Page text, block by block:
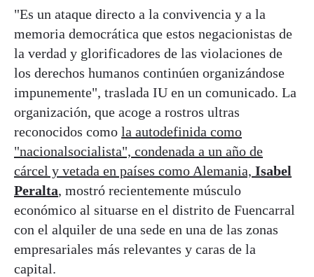
"Es un ataque directo a la convivencia y a la
memoria democrática que estos negacionistas de
la verdad y glorificadores de las violaciones de
los derechos humanos continúen organizándose
impunemente", traslada IU en un comunicado. La
organización, que acoge a rostros ultras
reconocidos como la autodefinida como
"nacionalsocialista", condenada a un año de
cárcel y vetada en países como Alemania, Isabel
Peralta, mostró recientemente músculo
económico al situarse en el distrito de Fuencarral
con el alquiler de una sede en una de las zonas
empresariales más relevantes y caras de la
capital.